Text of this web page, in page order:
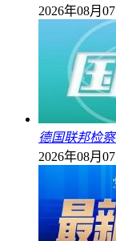
2026年08月
德国联邦检
2026年08月